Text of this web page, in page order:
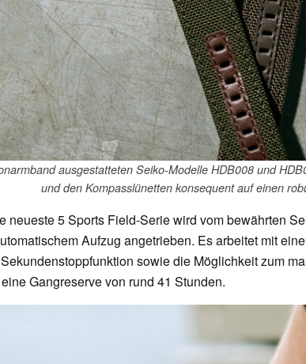
ausgestatteten Seiko-Modelle HDB008 und
und den Kompasslünetten konsequent auf einen
neueste 5 Sports Field-Serie wird vom bewährten
Aufzug angetrieben. Es arbeitet mit
sowie die Möglichkeit zum
Gangreserve von rund 41 Stunden.